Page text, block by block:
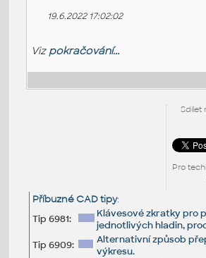
19.6.2022 17:02:02
Viz pokračování...
Sdílet
Pro
Příbuzné CAD tipy:
Tip 6981:
Klávesové zkratky pro
jednotlivých hladin,
Tip 6909:
Alternativní způsob
výkresu.